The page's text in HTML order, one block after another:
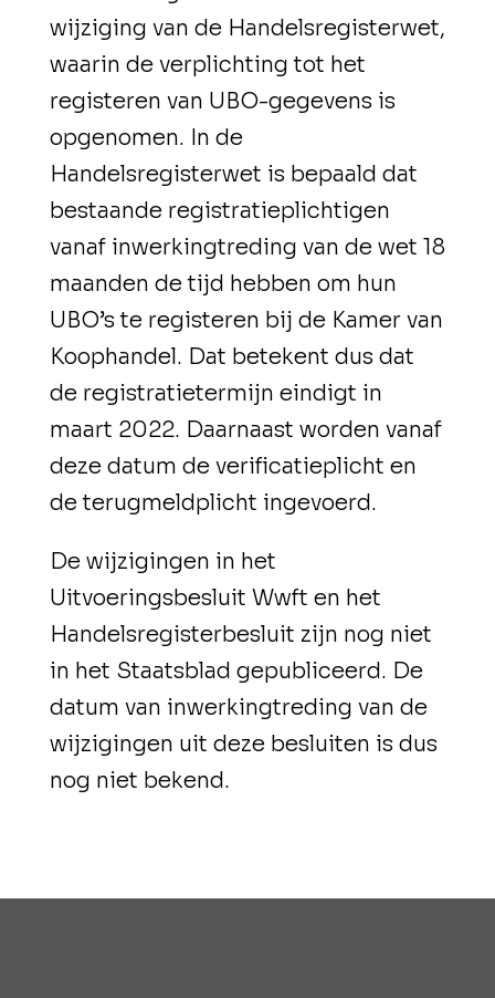
wijziging van de Handelsregisterwet,
waarin de verplichting tot het
registeren van UBO-gegevens is
opgenomen. In de
Handelsregisterwet is bepaald dat
bestaande registratieplichtigen
vanaf inwerkingtreding van de wet 18
maanden de tijd hebben om hun
UBO’s te registeren bij de Kamer van
Koophandel. Dat betekent dus dat
de registratietermijn eindigt in
maart 2022. Daarnaast worden vanaf
deze datum de verificatieplicht en
de terugmeldplicht ingevoerd.
De wijzigingen in het
Uitvoeringsbesluit Wwft en het
Handelsregisterbesluit zijn nog niet
in het Staatsblad gepubliceerd. De
datum van inwerkingtreding van de
wijzigingen uit deze besluiten is dus
nog niet bekend.